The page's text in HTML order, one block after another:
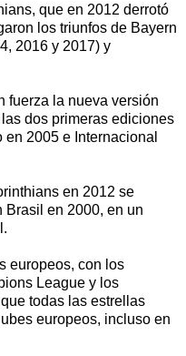
que en 2012 derrotó
los triunfos de Bayern
2016 y 2017) y
fuerza la nueva versión
dos primeras ediciones
2005 e Internacional
en 2012 se
Brasil en 2000, en un
europeos, con los
League y los
todas las estrellas
europeos, incluso en